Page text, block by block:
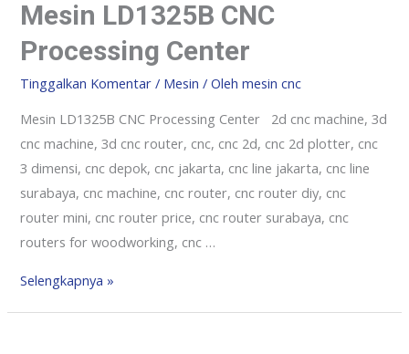
Mesin LD1325B CNC
Processing Center
Tinggalkan Komentar / Mesin / Olehmesin cnc
Mesin LD1325B CNC Processing Center 2d cnc machine, 3d
cnc machine, 3d cnc router, cnc, cnc 2d, cnc 2d plotter, cnc
3 dimensi, cnc depok, cnc jakarta, cnc line jakarta, cnc line
surabaya, cnc machine, cnc router, cnc router diy, cnc
router mini, cnc router price, cnc router surabaya, cnc
routers for woodworking, cnc …
Selengkapnya »